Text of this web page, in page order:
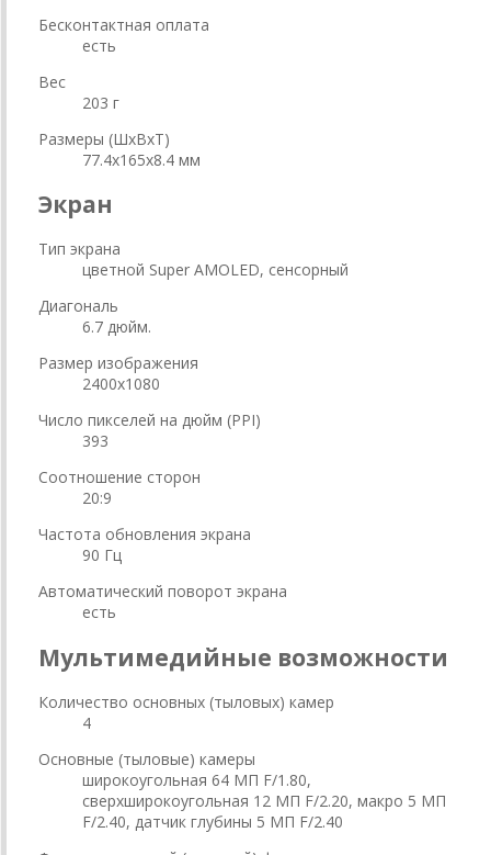
Бесконтактная оплата
есть
Вес
203 г
Размеры (ШxВxТ)
77.4x165x8.4 мм
Экран
Тип экрана
цветной Super AMOLED, сенсорный
Диагональ
6.7 дюйм.
Размер изображения
2400x1080
Число пикселей на дюйм (PPI)
393
Соотношение сторон
20:9
Частота обновления экрана
90 Гц
Автоматический поворот экрана
есть
Мультимедийные возможности
Количество основных (тыловых) камер
4
Основные (тыловые) камеры
широкоугольная 64 МП F/1.80,
сверхширокоугольная 12 МП F/2.20, макро 5 МП
F/2.40, датчик глубины 5 МП F/2.40